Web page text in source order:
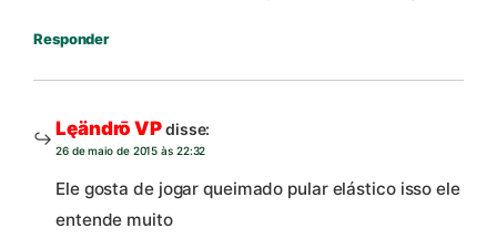
Responder
Lęändrō VPdisse:
26 de maio de 2015 às 22:32
Ele gosta de jogar queimado pular elástico isso ele
entende muito